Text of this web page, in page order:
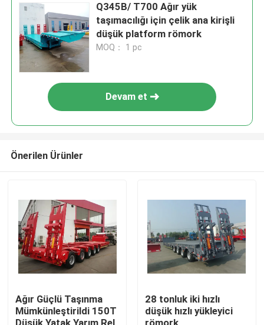
Q345B/ T700 Ağır yük
taşımacılığı için çelik ana kirişli
düşük platform römork
MOQ： 1 pc
Devam et
Önerilen Ürünler
Ağır Güçlü Taşınma
Mümkünleştirildi 150T
28 tonluk iki hızlı
düşük hızlı yükleyici